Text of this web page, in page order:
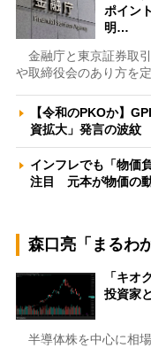
ポイン
明…
金融庁と東京証券取
や取締役会のあり方を
【令和のPKOか】
資拡大」発言の波
インフレでも「物価
注目 元本が物価の
森口亮「まるわ
「キオ
投資家
半導体株を中心に相